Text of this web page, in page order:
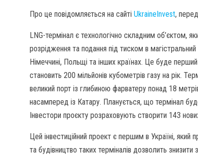
Про це повідомляється на сайті UkraineInvest,
LNG-термінал є технологічно складним об’єктом,
розрідження та подання під тиском в
Німеччині, Польщі та інших країнах. Це буде
становить 200 мільйонів кубометрів газу на рік.
великий порт із глибиною фарватеру понад 18
насамперед із Катару. Планується, що термінал
Інвестори проєкту розраховують створити 143
Цей інвестиційний проект є першим в Україні,
та будівництво таких терміналів дозволить